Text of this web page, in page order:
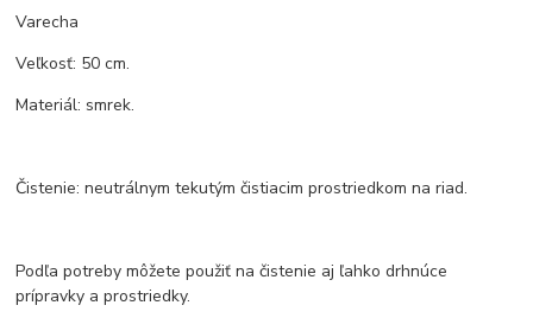
Varecha
Veľkosť: 50 cm.
Materiál: smrek.
Čistenie: neutrálnym tekutým čistiacim prostriedkom na riad.
Podľa potreby môžete použiť na čistenie aj ľahko drhnúce
prípravky a prostriedky.